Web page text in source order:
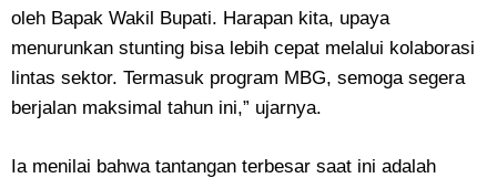
oleh Bapak Wakil Bupati. Harapan kita, upaya
menurunkan stunting bisa lebih cepat melalui kolaborasi
lintas sektor. Termasuk program MBG, semoga segera
berjalan maksimal tahun ini,” ujarnya.
Ia menilai bahwa tantangan terbesar saat ini adalah